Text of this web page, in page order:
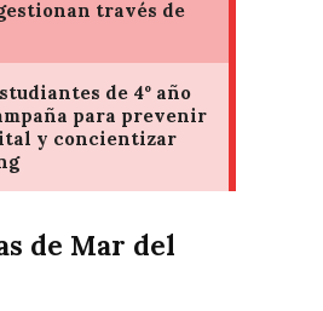
de Mar del